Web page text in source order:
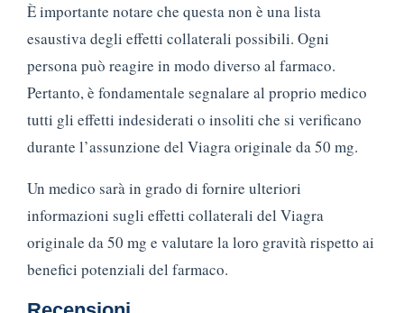
È importante notare che questa non è una lista
esaustiva degli effetti collaterali possibili. Ogni
persona può reagire in modo diverso al farmaco.
Pertanto, è fondamentale segnalare al proprio medico
tutti gli effetti indesiderati o insoliti che si verificano
durante l’assunzione del Viagra originale da 50 mg.
Un medico sarà in grado di fornire ulteriori
informazioni sugli effetti collaterali del Viagra
originale da 50 mg e valutare la loro gravità rispetto ai
benefici potenziali del farmaco.